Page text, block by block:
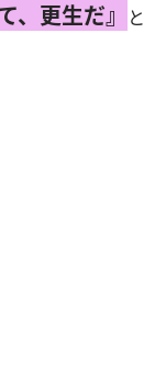
、更生だ』
と